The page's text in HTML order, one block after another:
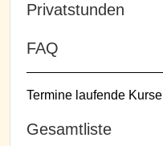
Privatstunden
FAQ
Termine laufende Kurse
Gesamtliste